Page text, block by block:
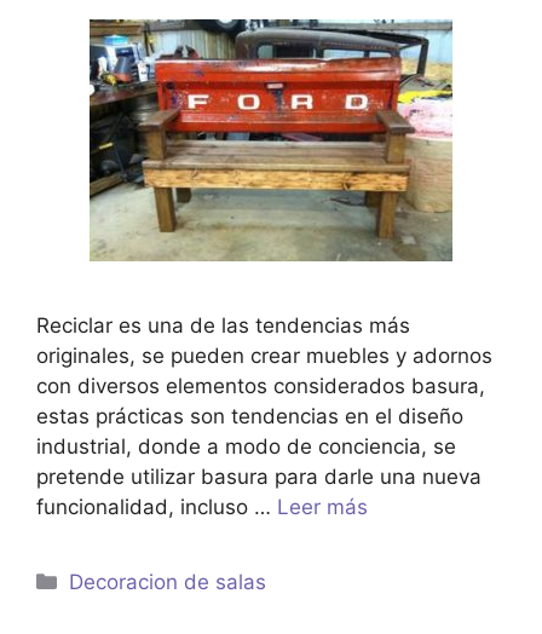
Reciclar es una de las tendencias más
originales, se pueden crear muebles y adornos
con diversos elementos considerados basura,
estas prácticas son tendencias en el diseño
industrial, donde a modo de conciencia, se
pretende utilizar basura para darle una nueva
funcionalidad, incluso … Leer más
Categorías
Decoracion de salas